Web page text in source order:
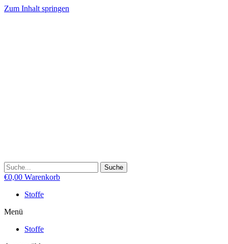
Zum Inhalt springen
Suche
€0,00 Warenkorb
Stoffe
Menü
Stoffe